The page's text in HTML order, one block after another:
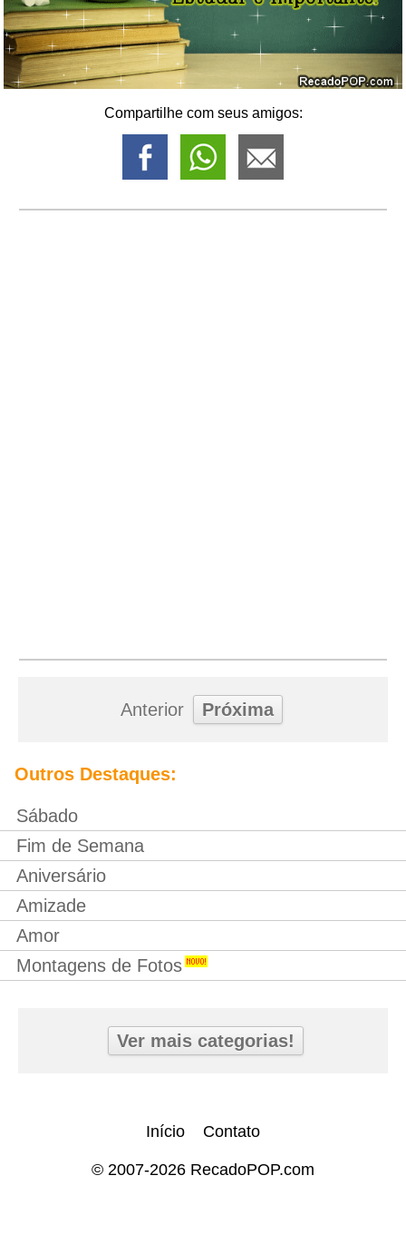
Compartilhe com seus amigos:
Anterior Próxima
Outros Destaques:
Sábado
Fim de Semana
Aniversário
Amizade
Amor
Montagens de Fotos
Ver mais categorias!
Início Contato
© 2007-2026 RecadoPOP.com